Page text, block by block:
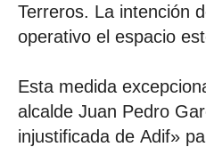
Terreros. La intención
operativo el espacio
Esta medida
alcalde Juan Pedro
injustificada de Adif»